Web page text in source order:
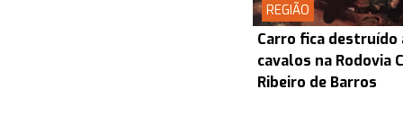
REGIÃO
Carro fica
cavalos na Rodovia
Ribeiro de Barros